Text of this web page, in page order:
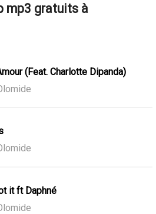
mp3 gratuits à
(Feat. Charlotte Dipanda)
it ft Daphné